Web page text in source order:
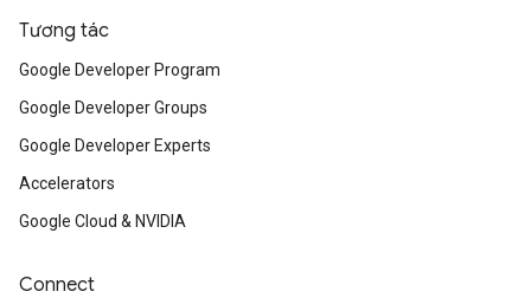
Tương tác
Google Developer Program
Google Developer Groups
Google Developer Experts
Accelerators
Google Cloud & NVIDIA
Connect